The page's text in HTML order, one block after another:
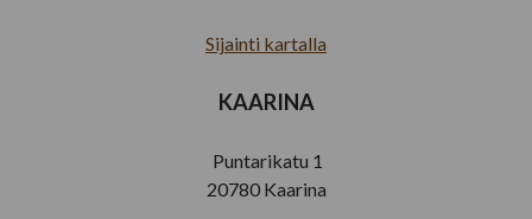
Sijainti kartalla
KAARINA
Puntarikatu 1
20780 Kaarina